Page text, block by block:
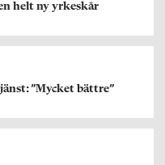
helt ny yrkeskår
”Mycket bättre”